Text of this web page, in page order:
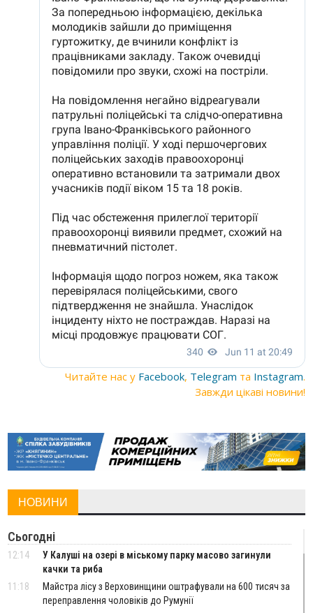
Читайте нас у Facebook, Telegram та Instagram.
Завжди цікаві новини!
НОВИНИ
Сьогодні
12:14
У Калуші на озері в міському парку масово загинули
качки та риба
11:18
Майстра лісу з Верховинщини оштрафували на 600 тисяч за
переправлення чоловіків до Румунії